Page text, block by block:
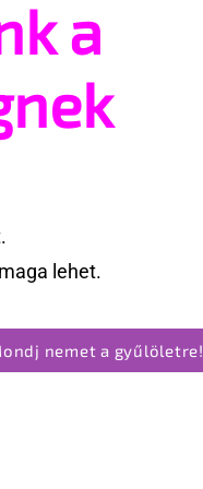
a
lehet.
nemet a gyűlöletre!